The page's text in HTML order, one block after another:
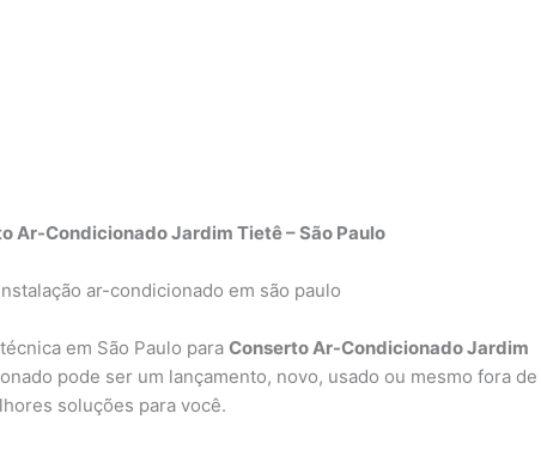
Ar-Condicionado Jardim Tietê – São Paulo
em São Paulo paraConserto Ar-Condicionado Jardim
pode ser um lançamento, novo, usado ou mesmo fora de
soluções para você.